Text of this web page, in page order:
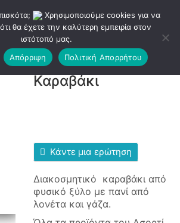
Καραβάκι
Κάντε μια ερώτηση
Διακοσμητικό καραβάκι από
φυσικό ξύλο με πανί από
λονέτα και γάζα.
Χρησιμοποιούμε cookies για να
θα έχετε την καλύτερη εμπειρία στον
ιστότοπό μας.
Απόρριψη Πολιτική Απορρήτου